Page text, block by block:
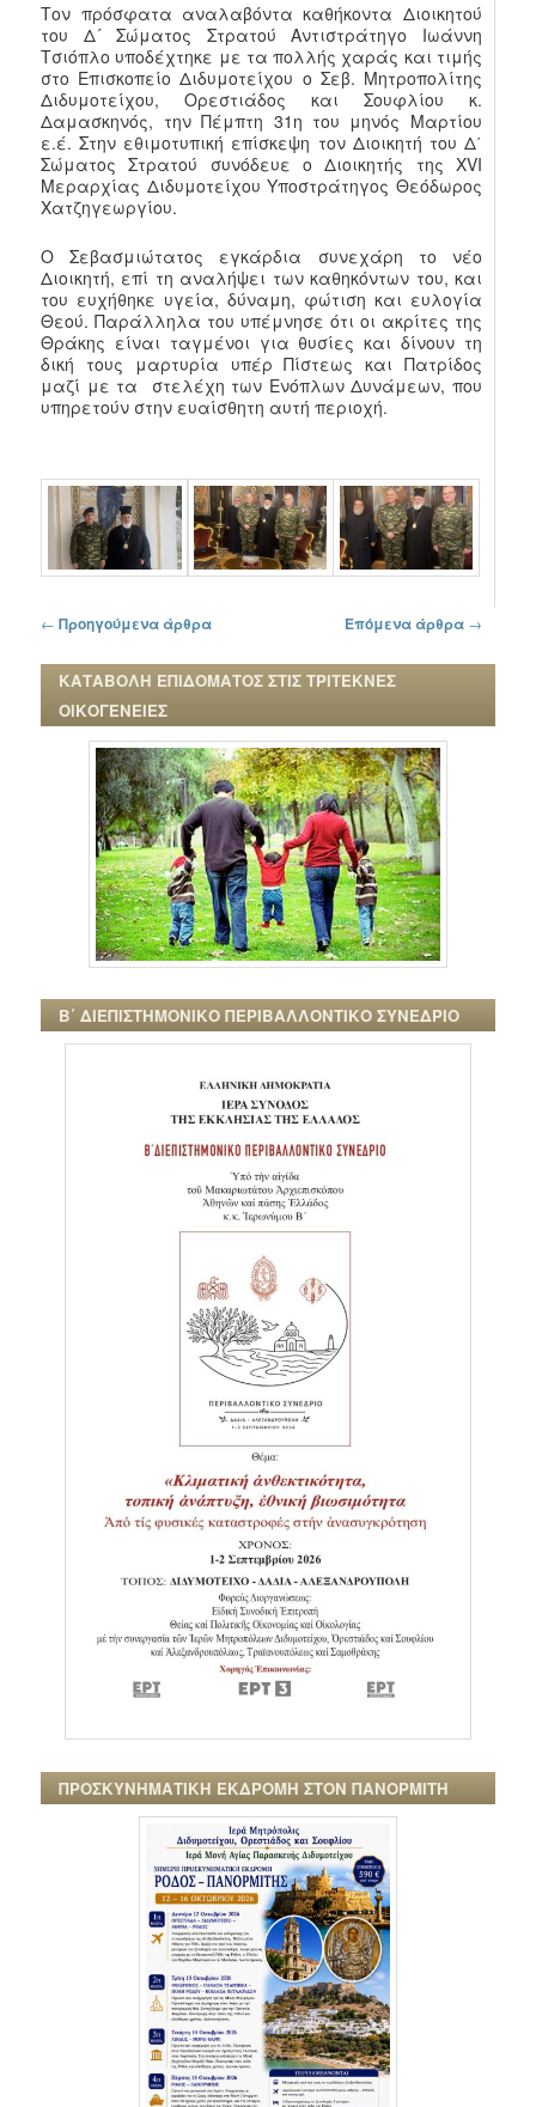
Τον πρόσφατα αναλαβόντα καθήκοντα Διοικητού
του Δ´ Σώματος Στρατού Αντιστράτηγο Ιωάννη
Τσιόπλο υποδέχτηκε με τα πολλής χαράς και τιμής
στο Επισκοπείο Διδυμοτείχου ο Σεβ. Μητροπολίτης
Διδυμοτείχου, Ορεστιάδος και Σουφλίου κ.
Δαμασκηνός, την Πέμπτη 31η του μηνός Μαρτίου
ε.έ. Στην εθιμοτυπική επίσκεψη τον Διοικητή του Δ΄
Σώματος Στρατού συνόδευε ο Διοικητής της XVI
Μεραρχίας Διδυμοτείχου Υποστράτηγος Θεόδωρος
Χατζηγεωργίου.
Ο Σεβασμιώτατος εγκάρδια συνεχάρη το νέο
Διοικητή, επί τη αναλήψει των καθηκόντων του, και
του ευχήθηκε υγεία, δύναμη, φώτιση και ευλογία
Θεού. Παράλληλα του υπέμνησε ότι οι ακρίτες της
Θράκης είναι ταγμένοι για θυσίες και δίνουν τη
δική τους μαρτυρία υπέρ Πίστεως και Πατρίδος
μαζί με τα στελέχη των Ενόπλων Δυνάμεων, που
υπηρετούν στην ευαίσθητη αυτή περιοχή.
Πλοήγηση στα άρθρα
← Προηγούμενα άρθρα Επόμενα άρθρα →
ΚΑΤΑΒΟΛΗ ΕΠΙΔΟΜΑΤΟΣ ΣΤΙΣ ΤΡΙΤΕΚΝΕΣ
ΟΙΚΟΓΕΝΕΙΕΣ
Β΄ ΔΙΕΠΙΣΤΗΜΟΝΙΚΟ ΠΕΡΙΒΑΛΛΟΝΤΙΚΟ ΣΥΝΕΔΡΙΟ
ΠΡΟΣΚΥΝΗΜΑΤΙΚΗ ΕΚΔΡΟΜΗ ΣΤΟΝ ΠΑΝΟΡΜΙΤΗ